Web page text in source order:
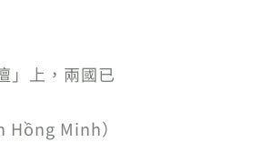
」上，兩國已
Hồng Minh）